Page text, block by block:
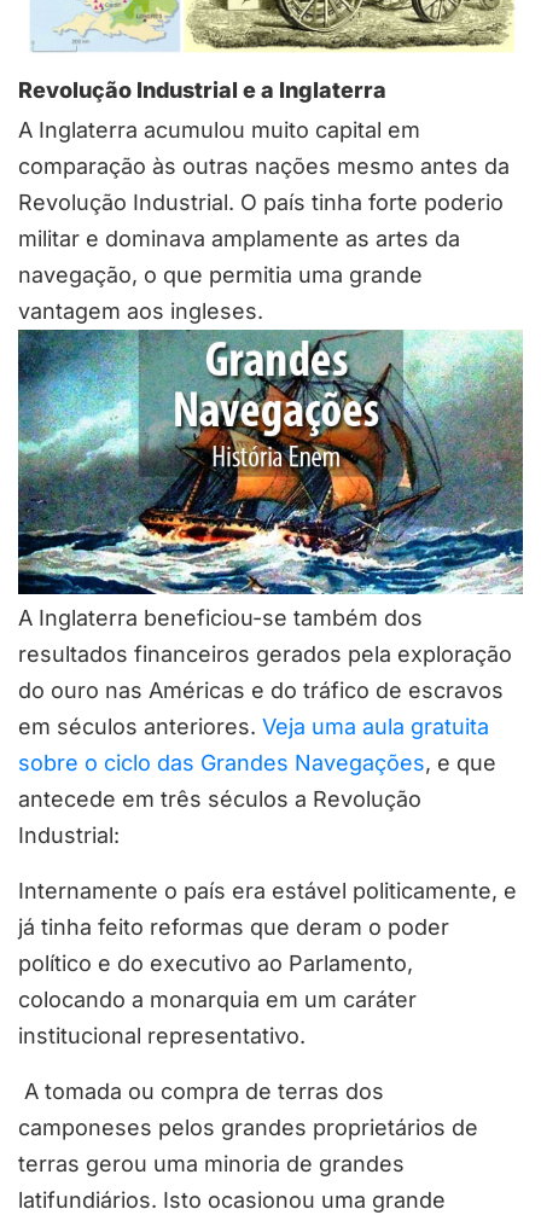
Revolução Industrial e a Inglaterra
A Inglaterra acumulou muito capital em
comparação às outras nações mesmo antes da
Revolução Industrial. O país tinha forte poderio
militar e dominava amplamente as artes da
navegação, o que permitia uma grande
vantagem aos ingleses.
A Inglaterra beneficiou-se também dos
resultados financeiros gerados pela exploração
do ouro nas Américas e do tráfico de escravos
em séculos anteriores. Veja uma aula gratuita
sobre o ciclo das Grandes Navegações, e que
antecede em três séculos a Revolução
Industrial:
Internamente o país era estável politicamente, e
já tinha feito reformas que deram o poder
político e do executivo ao Parlamento,
colocando a monarquia em um caráter
institucional representativo.
A tomada ou compra de terras dos
camponeses pelos grandes proprietários de
terras gerou uma minoria de grandes
latifundiários. Isto ocasionou uma grande